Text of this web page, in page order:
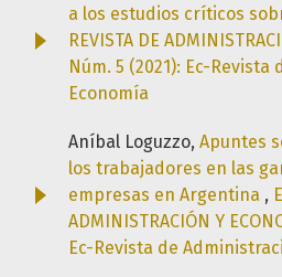
a los estudios críticos
REVISTA DE
Núm. 5 (2021): Ec-
Economía
Aníbal Loguzzo, Apuntes
los trabajadores en las
empresas en Argentina ,
ADMINISTRACIÓN Y
Ec-Revista de